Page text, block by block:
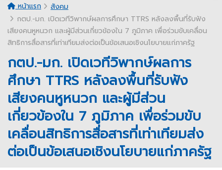
หน้าแรก
สังคม
กตป.-มก. เปิดเวทีวิพากษ์ผลการศึกษา TTRS หลังลงพื้นที่รับฟัง
เสียงคนหูหนวก และผู้มีส่วนเกี่ยวข้องใน 7 ภูมิภาค เพื่อร่วมขับเคลื่อน
สิทธิการสื่อสารที่เท่าเทียมส่งต่อเป็นข้อเสนอเชิงนโยบายแก่ภาครัฐ
กตป.-มก. เปิดเวทีวิพากษ์ผลการ
ศึกษา TTRS หลังลงพื้นที่รับฟัง
เสียงคนหูหนวก และผู้มีส่วน
เกี่ยวข้องใน 7 ภูมิภาค เพื่อร่วมขับ
เคลื่อนสิทธิการสื่อสารที่เท่าเทียมส่ง
ต่อเป็นข้อเสนอเชิงนโยบายแก่ภาครัฐ